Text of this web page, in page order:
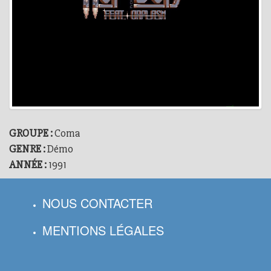
GROUPE :Coma
GENRE :Démo
ANNÉE :1991
NOUS CONTACTER
MENTIONS LÉGALES